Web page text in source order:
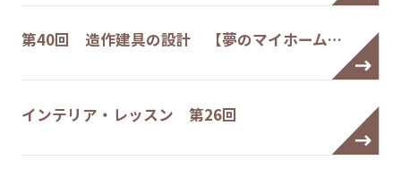
第40回 造作建具の設計 【夢のマイホーム…
インテリア・レッスン 第26回